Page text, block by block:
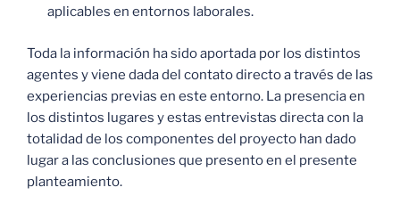
aplicables en entornos laborales.
Toda la información ha sido aportada por los distintos
agentes y viene dada del contato directo a través de las
experiencias previas en este entorno. La presencia en
los distintos lugares y estas entrevistas directa con la
totalidad de los componentes del proyecto han dado
lugar a las conclusiones que presento en el presente
planteamiento.